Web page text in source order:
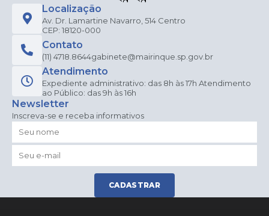
Localização
Av. Dr. Lamartine Navarro, 514 Centro
CEP: 18120-000
Contato
(11) 4718.8644gabinete@mairinque.sp.gov.br
Atendimento
Expediente administrativo: das 8h às 17h Atendimento
ao Público: das 9h às 16h
Newsletter
Inscreva-se e receba informativos
CADASTRAR